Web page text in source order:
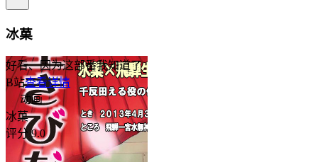
冰菓
好看、因为这部番我知道了
B站查看详情
动画
冰菓
评分 9.0